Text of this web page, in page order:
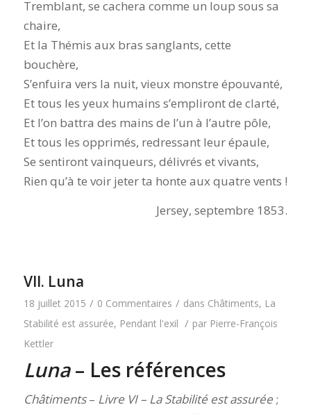
Tremblant, se cachera comme un loup sous sa
chaire,
Et la Thémis aux bras sanglants, cette
bouchère,
S’enfuira vers la nuit, vieux monstre épouvanté,
Et tous les yeux humains s’empliront de clarté,
Et l’on battra des mains de l’un à l’autre pôle,
Et tous les opprimés, redressant leur épaule,
Se sentiront vainqueurs, délivrés et vivants,
Rien qu’à te voir jeter ta honte aux quatre vents !
Jersey, septembre 1853.
VII. Luna
18 juillet 2015 / 0 Commentaires / dans Châtiments, La
Stabilité est assurée, Pendant l'exil / par Pierre-François
Kettler
Luna– Les références
Châtiments– Livre VI – La Stabilité est assurée;